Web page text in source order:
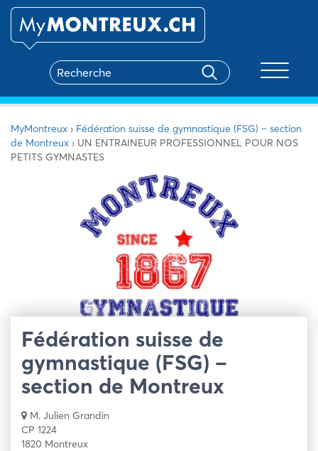
MyMontreux › Fédération suisse de gymnastique (FSG) – section
de Montreux › UN ENTRAINEUR PROFESSIONNEL POUR NOS
PETITS GYMNASTES
Fédération suisse de
gymnastique (FSG) –
section de Montreux
M. Julien Grandin
CP 1224
1820 Montreux